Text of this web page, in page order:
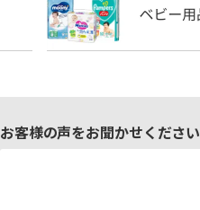
お客様の声をお聞かせください